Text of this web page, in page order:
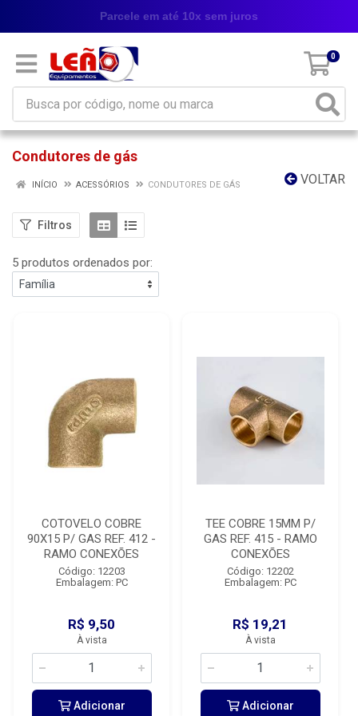
0
Parcele em até 10x sem juros
Condutores de gás
VOLTAR
INÍCIO ACESSÓRIOS CONDUTORES DE GÁS
Filtros
5 produtos ordenados por:
COTOVELO COBRE
90X15 P/ GAS REF. 412 -
RAMO CONEXÕES
Código: 12203
Embalagem: PC
R$ 9,50
À vista
Adicionar
TEE COBRE 15MM P/
GAS REF. 415 - RAMO
CONEXÕES
Código: 12202
Embalagem: PC
R$ 19,21
À vista
Adicionar